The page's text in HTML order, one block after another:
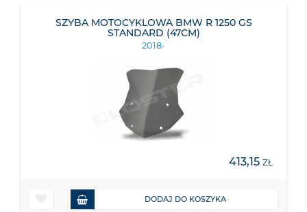
SZYBA MOTOCYKLOWA BMW R 1250 GS
STANDARD (47CM)
2018-
413,15 ZŁ
DODAJ DO KOSZYKA